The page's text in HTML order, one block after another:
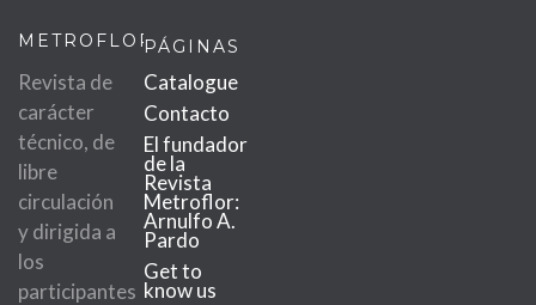
METROFLOR
Revista de
carácter
técnico, de
libre
circulación
y dirigida a
los
participantes
PÁGINAS
Catalogue
Contacto
El fundador
de la
Revista
Metroflor:
Arnulfo A.
Pardo
Get to
know us